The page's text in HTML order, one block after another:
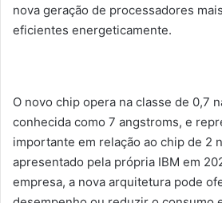
nova geração de processadores
eficientes energeticamente.
O novo chip opera na classe de 0,7
conhecida como 7 angstroms, e
importante em relação ao chip de 2
apresentado pela própria IBM em
empresa, a nova arquitetura pode